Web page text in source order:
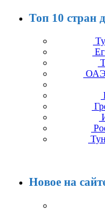
Топ 10 стран
ОАЭ
Новое на